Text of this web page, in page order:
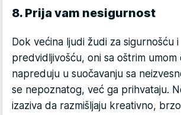
8. Prija vam nesigurnost
Dok većina ljudi žudi za sigurnošću i
predvidljivošću, oni sa oštrim umom
napreduju u suočavanju sa
se nepoznatog, već ga prihvataju.
izaziva da razmišljaju kreativno,